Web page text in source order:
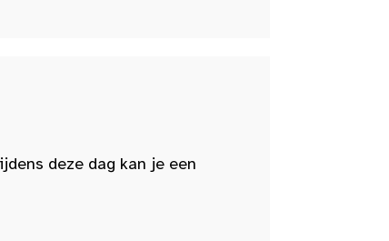
deze dag kan je een